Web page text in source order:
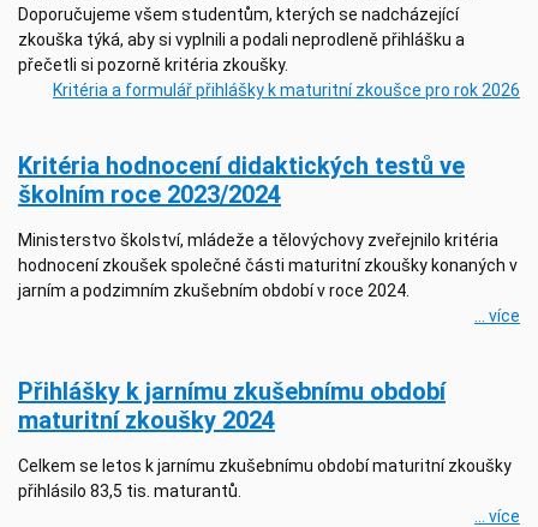
Doporučujeme všem studentům, kterých se nadcházející
zkouška týká, aby si vyplnili a podali neprodleně přihlášku a
přečetli si pozorně kritéria zkoušky.
Kritéria a formulář přihlášky k maturitní zkoušce pro rok 2026
Kritéria hodnocení didaktických testů ve
školním roce 2023/2024
Ministerstvo školství, mládeže a tělovýchovy zveřejnilo kritéria
hodnocení zkoušek společné části maturitní zkoušky konaných v
jarním a podzimním zkušebním období v roce 2024.
... více
Přihlášky k jarnímu zkušebnímu období
maturitní zkoušky 2024
Celkem se letos k jarnímu zkušebnímu období maturitní zkoušky
přihlásilo 83,5 tis. maturantů.
... více